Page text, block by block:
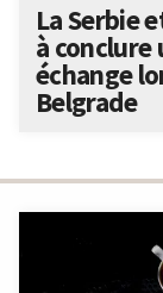
La Serbie
à conclure
échange
Belgrade